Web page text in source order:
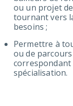
ou un projet
tournant vers
besoins ;
Permettre à
ou de
correspondant
spécialisation.